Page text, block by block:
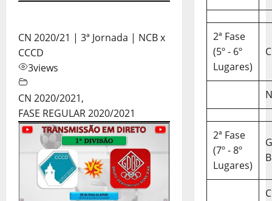
CN 2020/21 | 3ª Jornada | NCB x
CCCD
3views
CN 2020/2021,
FASE REGULAR 2020/2021
2ª Fase
(5º - 6º
Lugares)
2ª Fase
(7º - 8º
Lugares)
B